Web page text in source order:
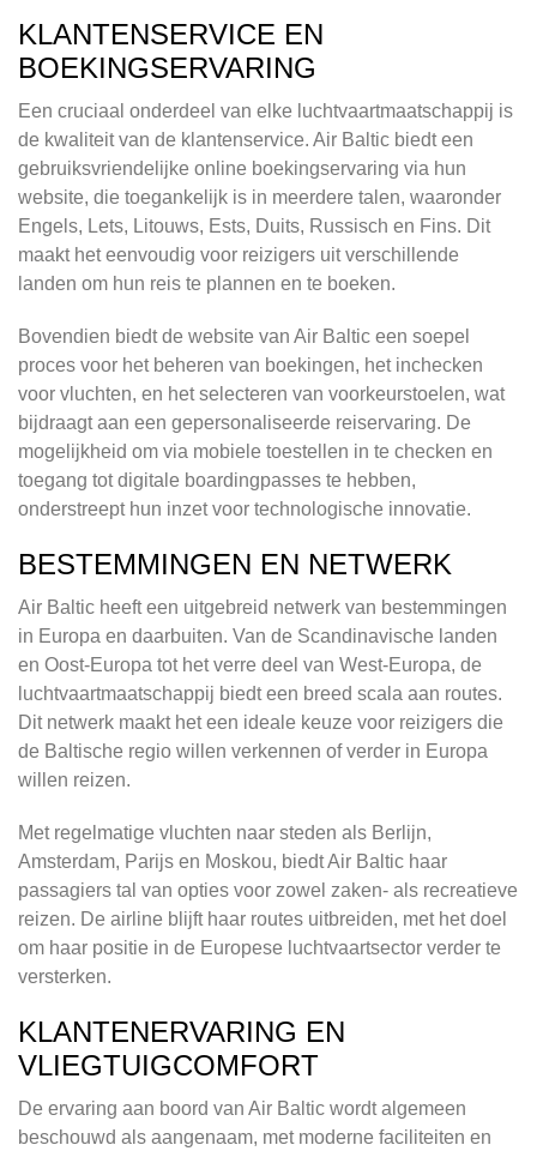
KLANTENSERVICE EN
BOEKINGSERVARING
Een cruciaal onderdeel van elke luchtvaartmaatschappij is
de kwaliteit van de klantenservice. Air Baltic biedt een
gebruiksvriendelijke online boekingservaring via hun
website, die toegankelijk is in meerdere talen, waaronder
Engels, Lets, Litouws, Ests, Duits, Russisch en Fins. Dit
maakt het eenvoudig voor reizigers uit verschillende
landen om hun reis te plannen en te boeken.
Bovendien biedt de website van Air Baltic een soepel
proces voor het beheren van boekingen, het inchecken
voor vluchten, en het selecteren van voorkeurstoelen, wat
bijdraagt aan een gepersonaliseerde reiservaring. De
mogelijkheid om via mobiele toestellen in te checken en
toegang tot digitale boardingpasses te hebben,
onderstreept hun inzet voor technologische innovatie.
BESTEMMINGEN EN NETWERK
Air Baltic heeft een uitgebreid netwerk van bestemmingen
in Europa en daarbuiten. Van de Scandinavische landen
en Oost-Europa tot het verre deel van West-Europa, de
luchtvaartmaatschappij biedt een breed scala aan routes.
Dit netwerk maakt het een ideale keuze voor reizigers die
de Baltische regio willen verkennen of verder in Europa
willen reizen.
Met regelmatige vluchten naar steden als Berlijn,
Amsterdam, Parijs en Moskou, biedt Air Baltic haar
passagiers tal van opties voor zowel zaken- als recreatieve
reizen. De airline blijft haar routes uitbreiden, met het doel
om haar positie in de Europese luchtvaartsector verder te
versterken.
KLANTENERVARING EN
VLIEGTUIGCOMFORT
De ervaring aan boord van Air Baltic wordt algemeen
beschouwd als aangenaam, met moderne faciliteiten en